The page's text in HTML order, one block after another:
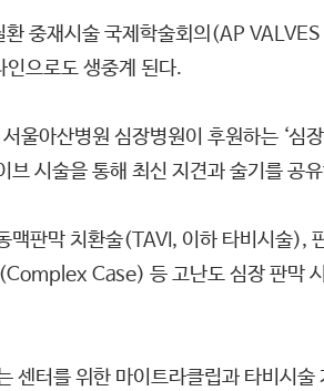
환 중재시술 국제학술회의(AP
으로도 생중계 된다.
울아산병원 심장병원이 후원하는 ‘심
브 시술을 통해 최신 지견과 술기를 공
맥판막 치환술(TAVI, 이하 타비시
Case) 등 고난도 심장 판막 시
센터를 위한 마이트라클립과 타비시